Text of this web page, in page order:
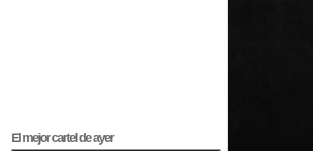
El mejorcartel de ayer